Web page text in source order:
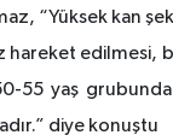
“Yüksek kan
edilmesi,
55 yaş
diye konuştu